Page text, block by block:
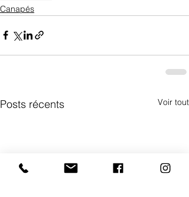
Canapés
Posts récents Voir tout